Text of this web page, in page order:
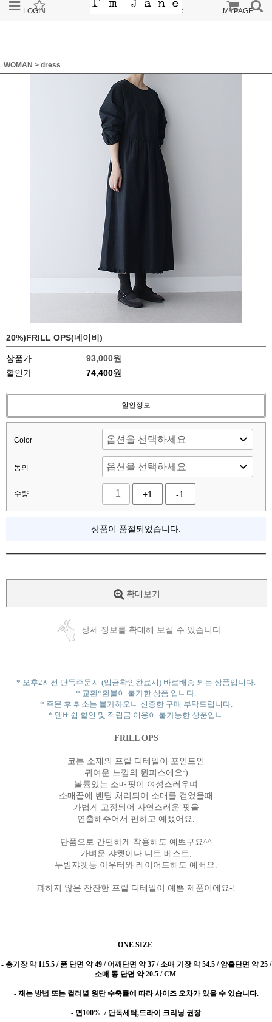
LOGIN ORDER MYPAGE
WOMAN > dress
20%)FRILL OPS(네이비)
상품가
93,000원
할인가
74,400원
할인정보
Color
동의
수량 +1 -1
상품이 품절되었습니다.
확대보기
상세 정보를 확대해 보실 수 있습니다
* 오후2시전 단독주문시 (입금확인완료시) 바로배송 되는 상품입니다.
* 교환*환불이 불가한 상품 입니다.
* 주문 후 취소는 불가하오니 신중한 구매 부탁드립니다.
* 멤버쉽 할인 및 적립금 이용이 불가능한 상품입니
FRILL OPS
코튼 소재의 프릴 디테일이 포인트인
귀여운 느낌의 원피스에요:)
볼륨있는 소매핏이 여성스러우며
소매끝에 밴딩 처리되어 소매를 걷었을때
가볍게 고정되어 자연스러운 핏을
연출해주어서 편하고 예뻤어요.
단품으로 간편하게 착용해도 예쁘구요^^
가벼운 쟈켓이나 니트 베스트,
누빔쟈켓등 아우터와 레이어드해도 예뻐요.
과하지 않은 잔잔한 프릴 디테일이 예쁜 제품이에요-!
ONE SIZE
- 총기장 약 115.5 / 품 단면 약 49 / 어깨단면 약 37 / 소매 기장 약 54.5 / 암홀단면 약 25 /
소매 통 단면 약 20.5 / CM
- 재는 방법 또는 컬러별 원단 수축률에 따라 사이즈 오차가 있을 수 있습니다.
- 면100% / 단독세탁,드라이 크리닝 권장